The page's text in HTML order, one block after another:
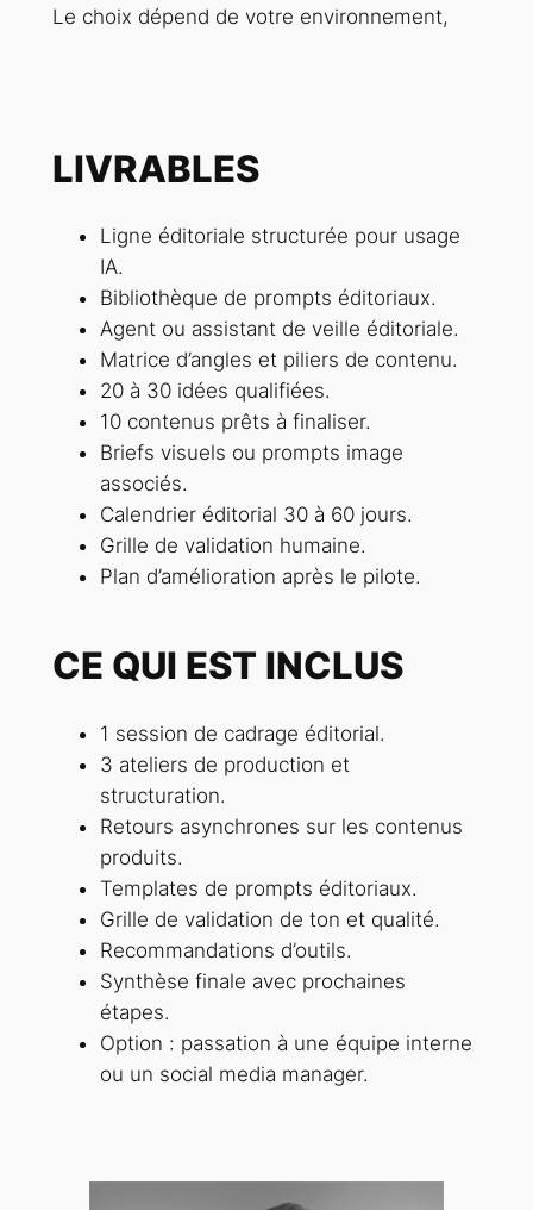
Le choix dépend de votre environnement,
LIVRABLES
Ligne éditoriale structurée pour usage
IA.
Bibliothèque de prompts éditoriaux.
Agent ou assistant de veille éditoriale.
Matrice d’angles et piliers de contenu.
20 à 30 idées qualifiées.
10 contenus prêts à finaliser.
Briefs visuels ou prompts image
associés.
Calendrier éditorial 30 à 60 jours.
Grille de validation humaine.
Plan d’amélioration après le pilote.
CE QUI EST INCLUS
1 session de cadrage éditorial.
3 ateliers de production et
structuration.
Retours asynchrones sur les contenus
produits.
Templates de prompts éditoriaux.
Grille de validation de ton et qualité.
Recommandations d’outils.
Synthèse finale avec prochaines
étapes.
Option : passation à une équipe interne
ou un social media manager.